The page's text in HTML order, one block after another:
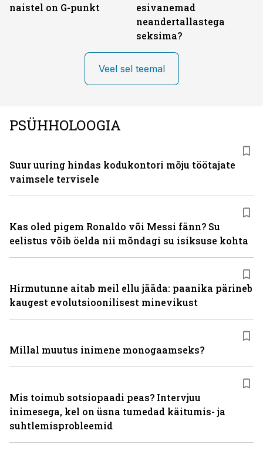
naistel on G-punkt
esivanemad
neandertallastega
seksima?
Veel sel teemal
PSÜHHOLOOGIA
Suur uuring hindas kodukontori mõju töötajate
vaimsele tervisele
Kas oled pigem Ronaldo või Messi fänn? Su
eelistus võib öelda nii mõndagi su isiksuse kohta
Hirmutunne aitab meil ellu jääda: paanika pärineb
kaugest evolutsioonilisest minevikust
Millal muutus inimene monogaamseks?
Mis toimub sotsiopaadi peas? Intervjuu
inimesega, kel on üsna tumedad käitumis- ja
suhtlemisprobleemid